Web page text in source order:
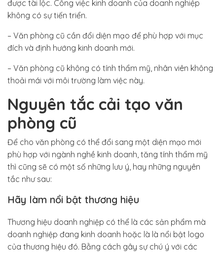
được tài lộc. Công việc kinh doanh của doanh nghiệp
không có sự tiến triển.
– Văn phòng cũ cần đổi diện mạo để phù hợp với mục
đích và định hướng kinh doanh mới.
– Văn phòng cũ không có tính thẩm mỹ, nhân viên không
thoải mái với môi trường làm việc này.
Nguyên tắc cải tạo văn
phòng cũ
Để cho văn phòng có thể đổi sang một diện mạo mới
phù hợp với ngành nghề kinh doanh, tăng tính thẩm mỹ
thì cũng sẽ có một số những lưu ý, hay những nguyên
tắc như sau:
Hãy làm nổi bật thương hiệu
Thương hiệu doanh nghiệp có thể là các sản phẩm mà
doanh nghiệp đang kinh doanh hoặc là là nổi bật logo
của thương hiệu đó. Bằng cách gây sự chú ý với các